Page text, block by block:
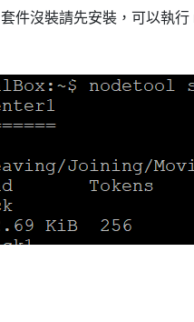
件沒裝請先安裝，可以執